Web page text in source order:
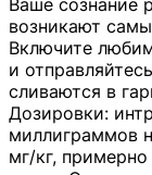
Ваше сознание
возникают
Включите
и
сливаются в
Дозировки:
миллиграммов
мг/кг,